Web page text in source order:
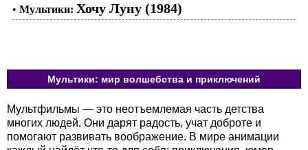
• Мультики: Хочу Луну (1984)
Мультики: мир волшебства и приключений
Мультфильмы — это неотъемлемая часть детства
многих людей. Они дарят радость, учат доброте и
помогают развивать воображение. В мире анимации